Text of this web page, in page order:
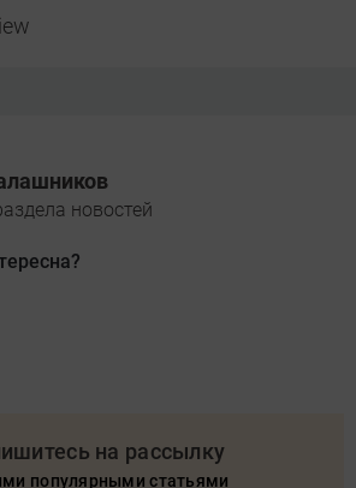
новостей
на рассылку
популярными статьями